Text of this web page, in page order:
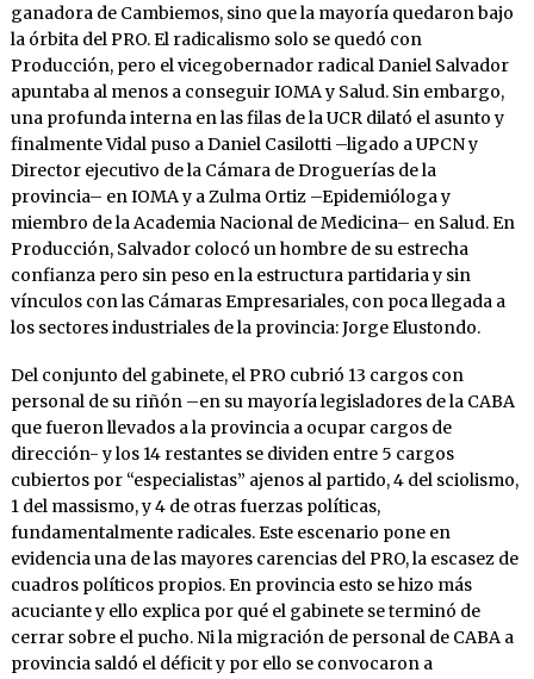
ganadora de Cambiemos, sino que la mayoría quedaron bajo
la órbita del PRO. El radicalismo solo se quedó con
Producción, pero el vicegobernador radical Daniel Salvador
apuntaba al menos a conseguir IOMA y Salud. Sin embargo,
una profunda interna en las filas de la UCR dilató el asunto y
finalmente Vidal puso a Daniel Casilotti –ligado a UPCN y
Director ejecutivo de la Cámara de Droguerías de la
provincia– en IOMA y a Zulma Ortiz –Epidemióloga y
miembro de la Academia Nacional de Medicina– en Salud. En
Producción, Salvador colocó un hombre de su estrecha
confianza pero sin peso en la estructura partidaria y sin
vínculos con las Cámaras Empresariales, con poca llegada a
los sectores industriales de la provincia: Jorge Elustondo.
Del conjunto del gabinete, el PRO cubrió 13 cargos con
personal de su riñón –en su mayoría legisladores de la CABA
que fueron llevados a la provincia a ocupar cargos de
dirección- y los 14 restantes se dividen entre 5 cargos
cubiertos por “especialistas” ajenos al partido, 4 del sciolismo,
1 del massismo, y 4 de otras fuerzas políticas,
fundamentalmente radicales. Este escenario pone en
evidencia una de las mayores carencias del PRO, la escasez de
cuadros políticos propios. En provincia esto se hizo más
acuciante y ello explica por qué el gabinete se terminó de
cerrar sobre el pucho. Ni la migración de personal de CABA a
provincia saldó el déficit y por ello se convocaron a